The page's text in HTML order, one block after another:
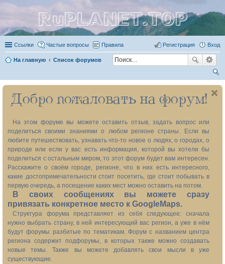
RuPLANET.TOP
Ссылки Частые вопросы Правила Вход
Регистрация
На главную Список форумов
ои
ск
Добро пожаловать на форум!
На этом форуме вы можете оставить отзыв, задать вопрос или
поделиться своими знаниями о любом регионе страны. Если вы
любите путешествовать, узнавать что-то новое о людях, о городах, о
природе или если у вас есть информация, которой вы хотели бы
поделиться с остальным миром, то этот форум будет вам интересен.
Расскажите о своём городе, регионе, что в них есть интересного,
какие достопримечательности стоит посетить, где стоит побывать в
первую очередь, а посещение каких мест можно оставить на потом.
В своих сообщениях вы можете сразу
привязать конкретное место к GoogleMaps.
Структура форума представляет из себя следующее: сначала
нужно выбрать страну, в ней интересующий вас регион, а уже в нём
будут форумы разбитые по тематикам. Форум с названием центра
региона содержит подфорумы, в которых также можно создавать
новые темы. Также вы можете добавлять свои мысли в уже
существующие.